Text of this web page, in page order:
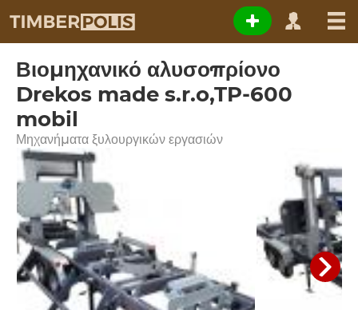
Βιομηχανικό αλυσοπρίονο
Drekos made s.r.o,TP-600
mobil
Μηχανήματα ξυλουργικών εργασιών